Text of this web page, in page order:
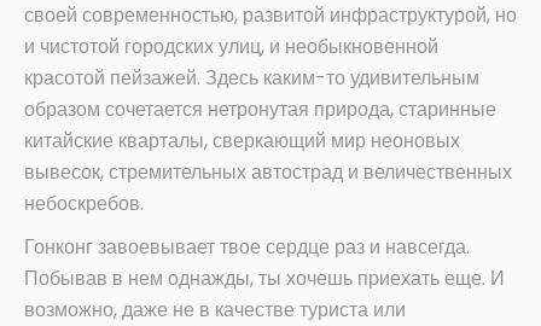
своей современностью, развитой инфраструктурой, но
и чистотой городских улиц, и необыкновенной
красотой пейзажей. Здесь каким-то удивительным
образом сочетается нетронутая природа, старинные
китайские кварталы, сверкающий мир неоновых
вывесок, стремительных автострад и величественных
небоскребов.
Гонконг завоевывает твое сердце раз и навсегда.
Побывав в нем однажды, ты хочешь приехать еще. И
возможно, даже не в качестве туриста или